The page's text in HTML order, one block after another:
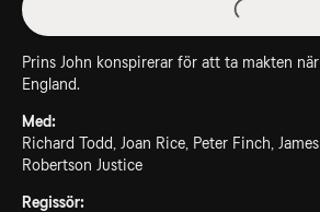
Prins John konspirerar för att ta makten
England.
Med:
Richard Todd, Joan Rice, Peter Finch,
Robertson Justice
Regissör: